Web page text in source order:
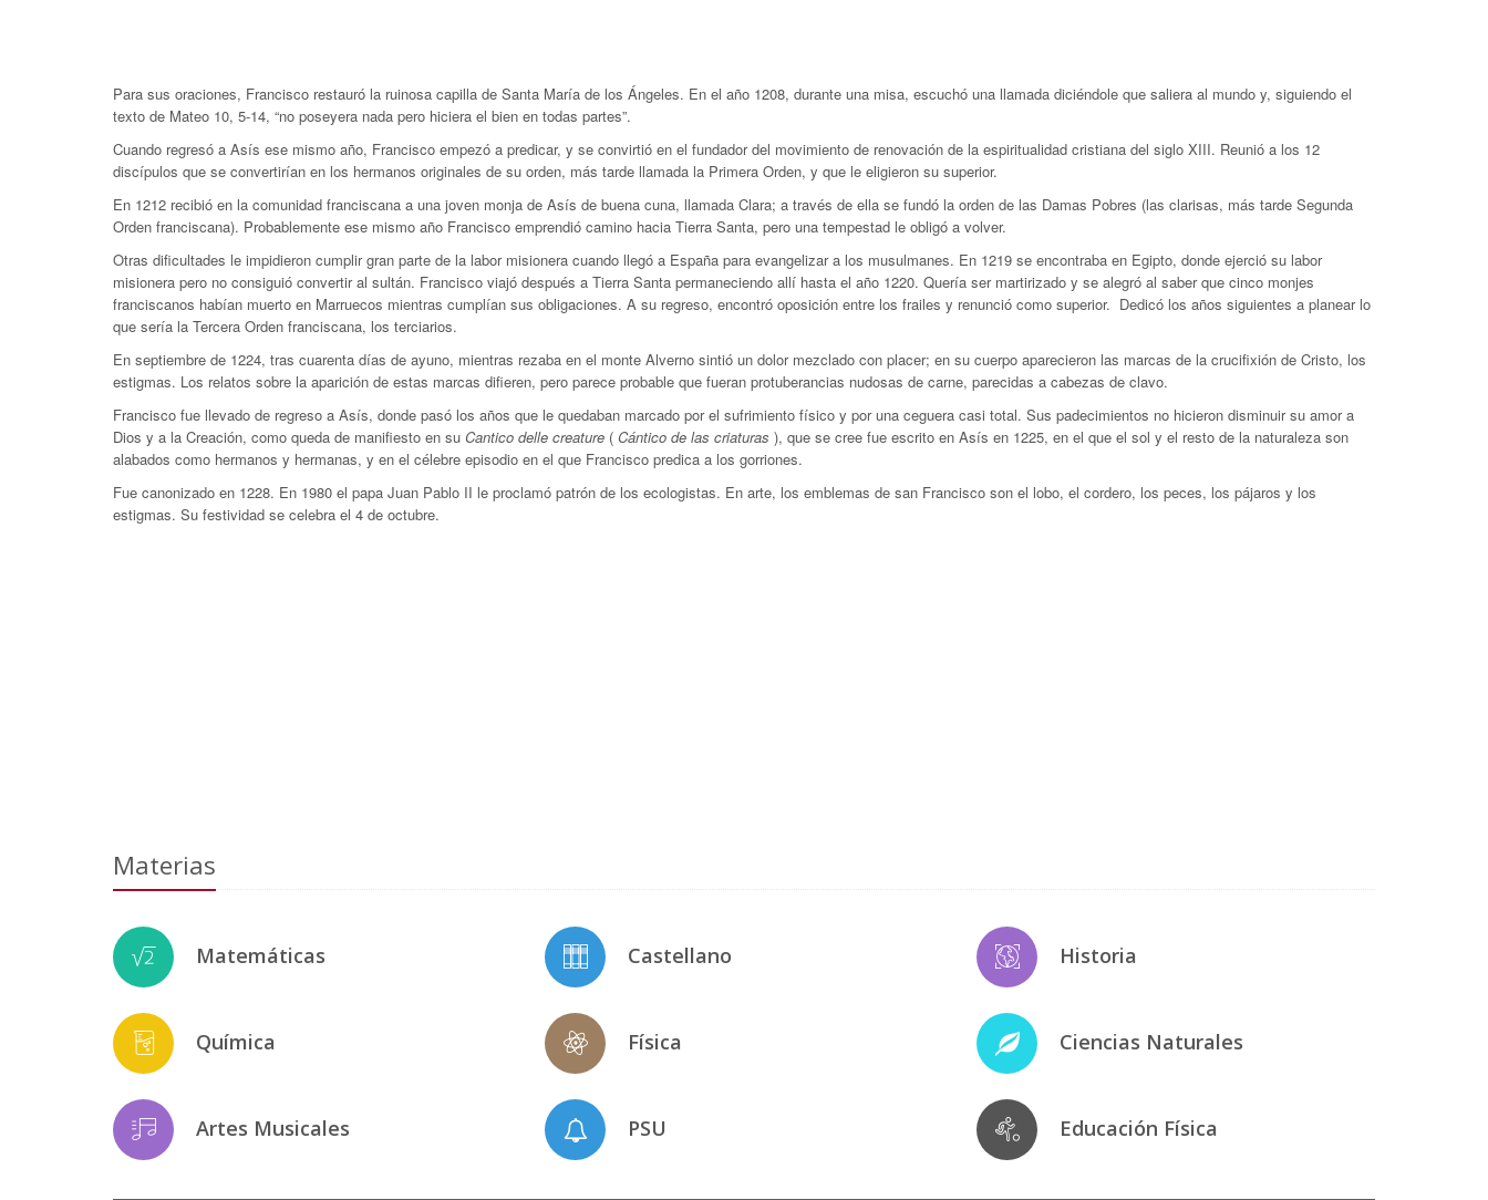
Para sus oraciones, Francisco restauró la ruinosa capilla de Santa María de los Ángeles. En el año 1208, durante una misa, escuchó una llamada diciéndole que saliera al mundo y, siguiendo el
texto de Mateo 10, 5-14, “no poseyera nada pero hiciera el bien en todas partes”.
Cuando regresó a Asís ese mismo año, Francisco empezó a predicar, y se convirtió en el fundador del movimiento de renovación de la espiritualidad cristiana del siglo XIII. Reunió a los 12
discípulos que se convertirían en los hermanos originales de su orden, más tarde llamada la Primera Orden, y que le eligieron su superior.
En 1212 recibió en la comunidad franciscana a una joven monja de Asís de buena cuna, llamada Clara; a través de ella se fundó la orden de las Damas Pobres (las clarisas, más tarde Segunda
Orden franciscana). Probablemente ese mismo año Francisco emprendió camino hacia Tierra Santa, pero una tempestad le obligó a volver.
Otras dificultades le impidieron cumplir gran parte de la labor misionera cuando llegó a España para evangelizar a los musulmanes. En 1219 se encontraba en Egipto, donde ejerció su labor
misionera pero no consiguió convertir al sultán. Francisco viajó después a Tierra Santa permaneciendo allí hasta el año 1220. Quería ser martirizado y se alegró al saber que cinco monjes
franciscanos habían muerto en Marruecos mientras cumplían sus obligaciones. A su regreso, encontró oposición entre los frailes y renunció como superior. Dedicó los años siguientes a planear lo
que sería la Tercera Orden franciscana, los terciarios.
En septiembre de 1224, tras cuarenta días de ayuno, mientras rezaba en el monte Alverno sintió un dolor mezclado con placer; en su cuerpo aparecieron las marcas de la crucifixión de Cristo, los
estigmas. Los relatos sobre la aparición de estas marcas difieren, pero parece probable que fueran protuberancias nudosas de carne, parecidas a cabezas de clavo.
Francisco fue llevado de regreso a Asís, donde pasó los años que le quedaban marcado por el sufrimiento físico y por una ceguera casi total. Sus padecimientos no hicieron disminuir su amor a
Dios y a la Creación, como queda de manifiesto en su Cantico delle creature ( Cántico de las criaturas ), que se cree fue escrito en Asís en 1225, en el que el sol y el resto de la naturaleza son
alabados como hermanos y hermanas, y en el célebre episodio en el que Francisco predica a los gorriones.
Fue canonizado en 1228. En 1980 el papa Juan Pablo II le proclamó patrón de los ecologistas. En arte, los emblemas de san Francisco son el lobo, el cordero, los peces, los pájaros y los
estigmas. Su festividad se celebra el 4 de octubre.
Materias
Matemáticas
Química
Artes Musicales
Castellano
Física
PSU
Historia
Ciencias Naturales
Educación Física